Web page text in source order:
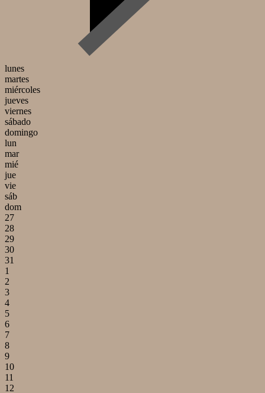
lunes
martes
miércoles
jueves
viernes
sábado
domingo
lun
mar
mié
jue
vie
sáb
dom
27
28
29
30
31
1
2
3
4
5
6
7
8
9
10
11
12